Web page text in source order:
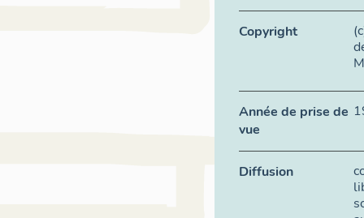
Copyright
Année de prise de
vue
Diffusion